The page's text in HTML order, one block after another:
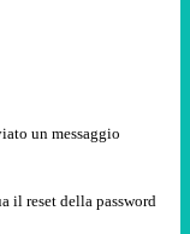
un messaggio
il reset della password